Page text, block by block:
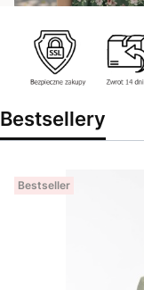
Bestsellery
Bestseller